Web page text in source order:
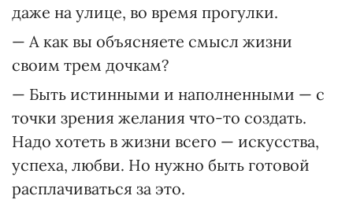
даже на улице, во время прогулки.
— А как вы объясняете смысл жизни
своим трем дочкам?
— Быть истинными и наполненными — с
точки зрения желания что-то создать.
Надо хотеть в жизни всего — искусства,
успеха, любви. Но нужно быть готовой
расплачиваться за это.